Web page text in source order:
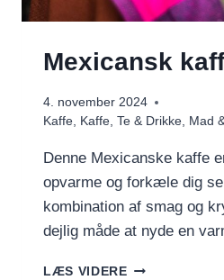
Mexicansk
4. november 2024
Kaffe, Kaffe, Te & Drikke, Mad
Denne Mexicanske kaffe
opvarme og forkæle dig
kombination af smag og
dejlig måde at nyde en
LÆS VIDEREMEXICANSK